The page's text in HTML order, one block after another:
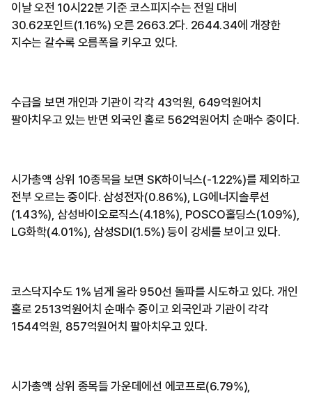
이날 오전 10시22분 기준 코스피지수는 전일 대비
30.62포인트(1.16%) 오른 2663.2다. 2644.34에 개장한
지수는 갈수록 오름폭을 키우고 있다.
수급을 보면 개인과 기관이 각각 43억원, 649억원어치
팔아치우고 있는 반면 외국인 홀로 562억원어치 순매수 중이다.
시가총액 상위 10종목을 보면 SK하이닉스(-1.22%)를 제외하고
전부 오르는 중이다. 삼성전자(0.86%), LG에너지솔루션
(1.43%), 삼성바이오로직스(4.18%), POSCO홀딩스(1.09%),
LG화학(4.01%), 삼성SDI(1.5%) 등이 강세를 보이고 있다.
코스닥지수도 1% 넘게 올라 950선 돌파를 시도하고 있다. 개인
홀로 2513억원어치 순매수 중이고 외국인과 기관이 각각
1544억원, 857억원어치 팔아치우고 있다.
시가총액 상위 종목들 가운데에선 에코프로(6.79%),